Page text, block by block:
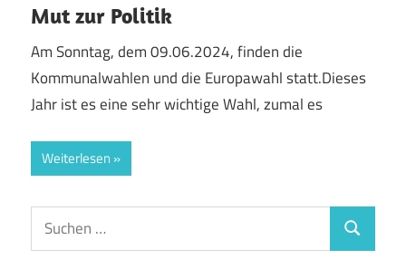
Mut zur Politik
Am Sonntag, dem 09.06.2024, finden die
Kommunalwahlen und die Europawahl statt.Dieses
Jahr ist es eine sehr wichtige Wahl, zumal es
Weiterlesen
Suchen
nach:
Suchen